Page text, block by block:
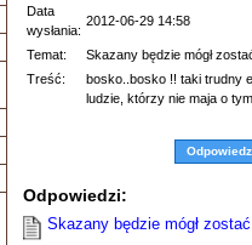
Data
wysłania:
2012-06-29 14:58
Temat:
Skazany będzie mógł
Treść:
bosko..bosko !! taki trudny
ludzie, którzy nie maja o
Odpowiedz
Odpowiedzi:
Skazany będzie mógł